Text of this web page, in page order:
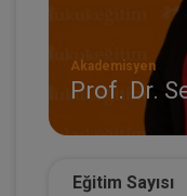
Akademisyen
Prof. Dr.
Eğitim Sayısı